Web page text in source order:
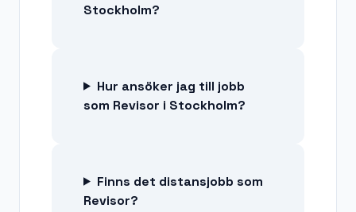
Stockholm?
Hur ansöker jag till jobb
som Revisor i Stockholm?
Finns det distansjobb som
Revisor?